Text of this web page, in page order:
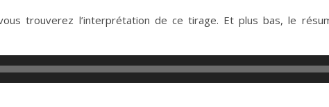
vous trouverez l’interprétation de ce tirage. Et plus bas, le